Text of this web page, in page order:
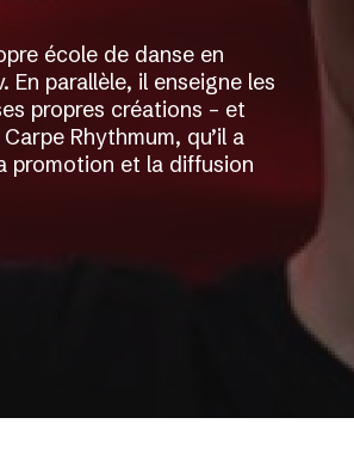
école de danse en
En parallèle, il enseigne les
propres créations – et
Rhythmum, qu’il a
promotion et la diffusion